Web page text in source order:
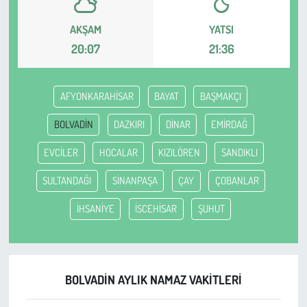
AKŞAM
20:07
YATSI
21:36
AFYONKARAHİSAR BAYAT BAŞMAKÇI
BOLVADİN DAZKIRI DİNAR EMİRDAĞ
EVCİLER HOCALAR KIZILÖREN SANDIKLI
SULTANDAĞI SİNANPAŞA ÇAY ÇOBANLAR
İHSANİYE İSCEHİSAR ŞUHUT
BOLVADİN AYLIK NAMAZ VAKITLERI
Galeri
Günün İçinden
Vefat İlanları
Tarih
Tarım
Son Dakika